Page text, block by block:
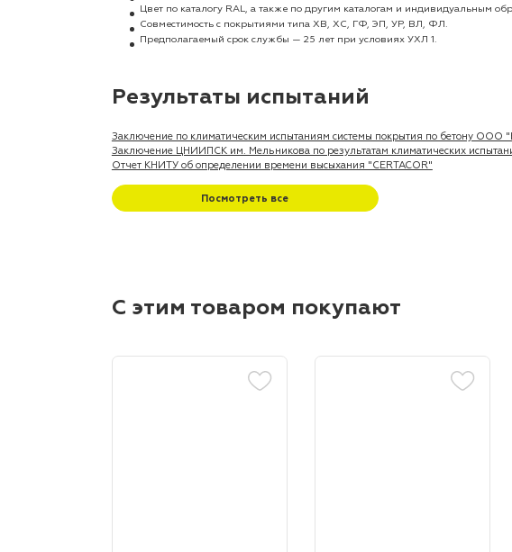
Цвет по каталогу RAL, а также по другим каталогам и индивидуальным
Совместимость с покрытиями типа ХВ, ХС, ГФ, ЭП, УР, ВЛ, ФЛ.
Предполагаемый срок службы — 25 лет при условиях УХЛ 1.
Результаты испытаний
Заключение по климатическим испытаниям системы покрытия по бетону
Заключение ЦНИИПСК им. Мельникова по результатам климатических
Отчет КНИТУ об определении времени высыхания "CERTACOR"
Посмотреть все
С этим товаром покупают